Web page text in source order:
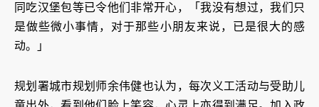
同吃汉堡包等已令他们非常开心，「我没有想过，我们只
是做些微小事情，对于那些小朋友来说，已是很大的感
动。」
规划署城市规划师余伟健也认为，每次义工活动与受助儿